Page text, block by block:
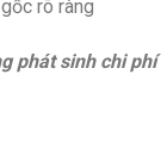
rõ ràng
phát sinh chi phí